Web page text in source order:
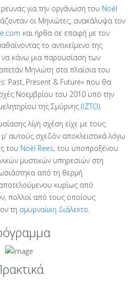
για την οργάνωση του Noël
οι Μηνιώτες, ανακάλυψα τον
και ήρθα σε επαφή με τον
το αντικείμενο της
κάνω μια παρουσίαση των
Μηνιώτη στα πλαίσια του
Past, Present & Future» που θα
Νοεμβρίου του 2010 υπό την
της Σμύρνης (İZTO).
λίγη σχέση είχε με τους
αυτούς σχεδόν αποκλειστικά λόγω
του Noël Rees, του υποπροξένου
μυστικών υπηρεσιών στη
από τη θερμή
κυρίως από
πολλοί από τους οποίους
τη σμυρναίικη διάλεκτο.